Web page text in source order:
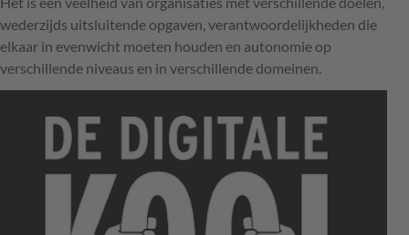
wederzijds uitsluitende opgaven, verantwoordelijkheden die
elkaar in evenwicht moeten houden en autonomie op
verschillende niveaus en in verschillende domeinen.